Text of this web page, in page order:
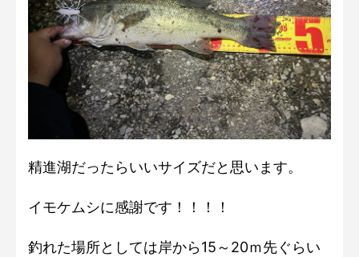
精進湖だったらいいサイズだと思います。
イモケムシに感謝です！！！！
釣れた場所としては岸から15～20ｍ先ぐらい